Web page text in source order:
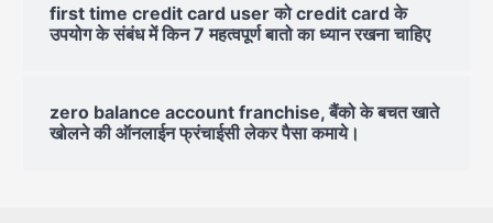
first time credit card user को credit card के
उपयोग के संबंध में किन 7 महत्वपूर्ण बातो का ध्यान रखना चाहिए
zero balance account franchise, बैंको के बचत खाते
खोलने की ऑनलाईन फ्रंचाईसी लेकर पैसा कमाये।